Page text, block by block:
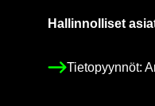
Hal­lin­nol­li­set
Tie­to­pyyn­nöt: